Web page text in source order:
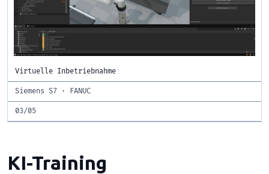
Virtuelle Inbetriebnahme
Siemens S7 · FANUC
03/05
KI-Training